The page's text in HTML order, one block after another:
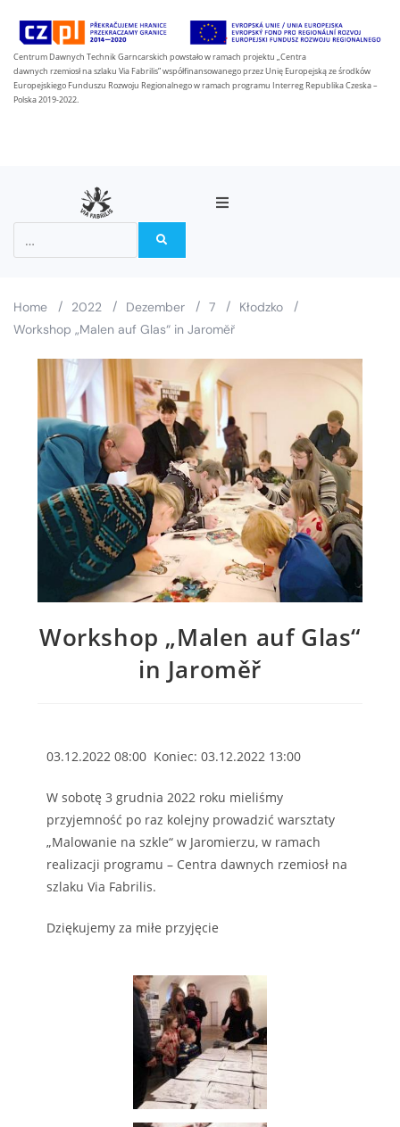
Centrum Dawnych Technik Garncarskich powstało w ramach projektu „Centra
dawnych rzemiosł na szlaku Via Fabrilis” współfinansowanego przez Unię Europejską ze środków
Europejskiego Funduszu Rozwoju Regionalnego w ramach programu Interreg Republika Czeska –
Polska 2019-2022.
Nachricht
Home / 2022 / Dezember / 7 / Kłodzko
/
Workshop „Malen auf Glas“ in Jaroměř
Workshop „Malen auf Glas“
in Jaroměř
03.12.2022 08:00 Koniec: 03.12.2022 13:00
W sobotę 3 grudnia 2022 roku mieliśmy
przyjemność po raz kolejny prowadzić warsztaty
„Malowanie na szkle“ w Jaromierzu, w ramach
realizacji programu – Centra dawnych rzemiosł na
szlaku Via Fabrilis.
Dziękujemy za miłe przyjęcie